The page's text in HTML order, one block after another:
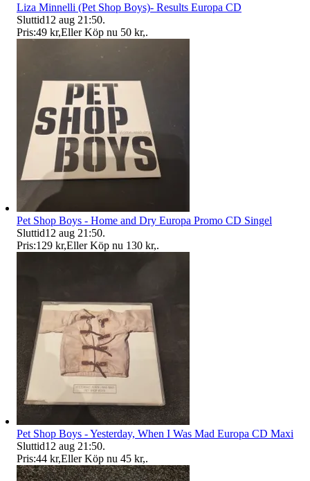
Liza Minnelli (Pet Shop Boys)- Results Europa CD
Sluttid12 aug 21:50.
Pris:49 kr,Eller Köp nu 50 kr,.
Pet Shop Boys - Home and Dry Europa Promo CD Singel
Sluttid12 aug 21:50.
Pris:129 kr,Eller Köp nu 130 kr,.
Pet Shop Boys - Yesterday, When I Was Mad Europa CD Maxi
Sluttid12 aug 21:50.
Pris:44 kr,Eller Köp nu 45 kr,.